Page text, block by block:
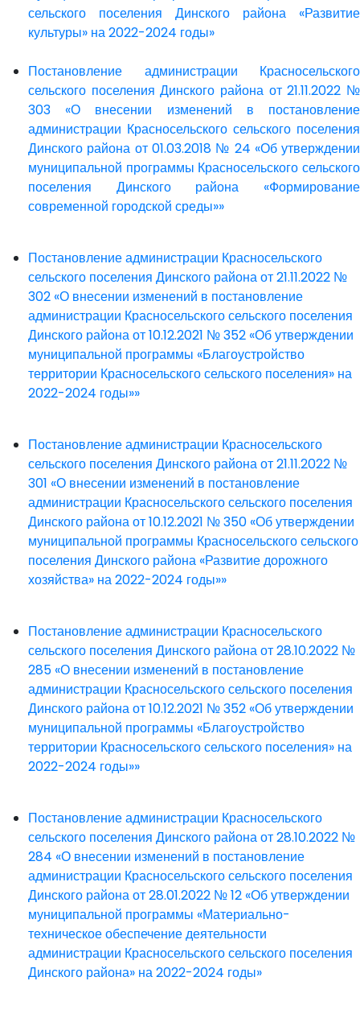
сельского поселения Динского района «Развитие
культуры» на 2022-2024 годы»
Постановление администрации Красносельского
сельского поселения Динского района от 21.11.2022 №
303 «О внесении изменений в постановление
администрации Красносельского сельского поселения
Динского района от 01.03.2018 № 24 «Об утверждении
муниципальной программы Красносельского сельского
поселения Динского района «Формирование
современной городской среды»»
Постановление администрации Красносельского
сельского поселения Динского района от 21.11.2022 №
302 «О внесении изменений в постановление
администрации Красносельского сельского поселения
Динского района от 10.12.2021 № 352 «Об утверждении
муниципальной программы «Благоустройство
территории Красносельского сельского поселения» на
2022-2024 годы»»
Постановление администрации Красносельского
сельского поселения Динского района от 21.11.2022 №
301 «О внесении изменений в постановление
администрации Красносельского сельского поселения
Динского района от 10.12.2021 № 350 «Об утверждении
муниципальной программы Красносельского сельского
поселения Динского района «Развитие дорожного
хозяйства» на 2022-2024 годы»»
Постановление администрации Красносельского
сельского поселения Динского района от 28.10.2022 №
285 «О внесении изменений в постановление
администрации Красносельского сельского поселения
Динского района от 10.12.2021 № 352 «Об утверждении
муниципальной программы «Благоустройство
территории Красносельского сельского поселения» на
2022-2024 годы»»
Постановление администрации Красносельского
сельского поселения Динского района от 28.10.2022 №
284 «О внесении изменений в постановление
администрации Красносельского сельского поселения
Динского района от 28.01.2022 № 12 «Об утверждении
муниципальной программы «Материально-
техническое обеспечение деятельности
администрации Красносельского сельского поселения
Динского района» на 2022-2024 годы»